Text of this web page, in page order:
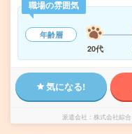
職場の雰囲気
年齢層
20代
気になる!
派遣会社 株式会社綜